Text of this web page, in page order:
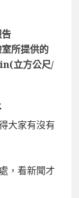
所提供的
立方公尺/
大家有沒有
，看新聞才